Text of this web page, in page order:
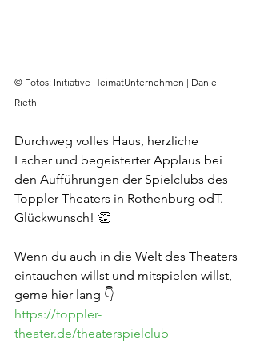
© Fotos: Initiative HeimatUnternehmen | Daniel
Rieth
Durchweg volles Haus, herzliche
Lacher und begeisterter Applaus bei
den Aufführungen der Spielclubs des
Toppler Theaters in Rothenburg odT.
Glückwunsch! 👏
Wenn du auch in die Welt des Theaters
eintauchen willst und mitspielen willst,
gerne hier lang 👇
https://toppler-
theater.de/theaterspielclub